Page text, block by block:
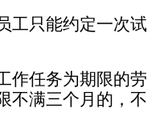
工只能约定一次试
作任务为期限的劳
不满三个月的，不